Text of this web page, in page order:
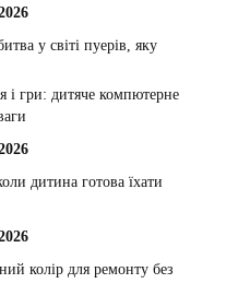
у світі пуерів, яку
і гри: дитяче компютерне
дитина готова їхати
колір для ремонту без